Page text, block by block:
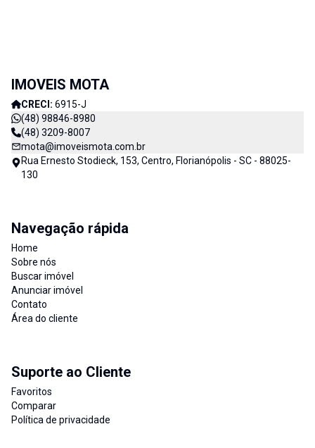
IMOVEIS MOTA
CRECI: 6915-J
(48) 98846-8980
(48) 3209-8007
mota@imoveismota.com.br
Rua Ernesto Stodieck, 153, Centro, Florianópolis - SC - 88025-
130
Navegação rápida
Home
Sobre nós
Buscar imóvel
Anunciar imóvel
Contato
Área do cliente
Suporte ao Cliente
Favoritos
Comparar
Política de privacidade